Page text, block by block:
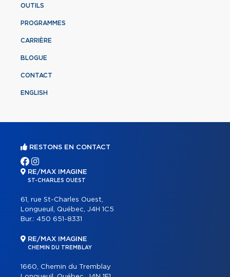
OUTILS
PROGRAMMES
CARRIÈRE
BLOGUE
CONTACT
ENGLISH
RESTONS EN CONTACT
RE/MAX IMAGINE
ST-CHARLES OUEST
61, rue St-Charles Ouest,
Longueuil, Québec, J4H 1C5
Bur.: 450 651-8331
RE/MAX IMAGINE
CHEMIN DU TREMBLAY
1660, Chemin du Tremblay